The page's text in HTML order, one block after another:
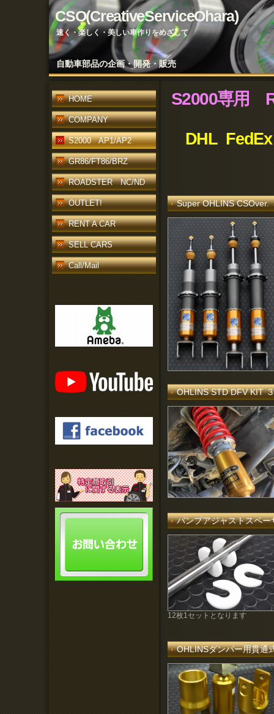
CSO(CreativeServiceOhara)
速く・楽しく・美しい車作りをめざして
自動車部品の企画・開発・販売
HOME
COMPANY
S2000 AP1/AP2
GR86/FT86/BRZ
ROADSTER NC/ND
OUTLET!
RENT A CAR
SELL CARS
Call/Mail
S2000専用
DHL
Super OHLINS CSOver.
OHLINS STD DFV KIT
バンプアジャストスペ
12枚1セットとなります
OHLINSダンパー用貫